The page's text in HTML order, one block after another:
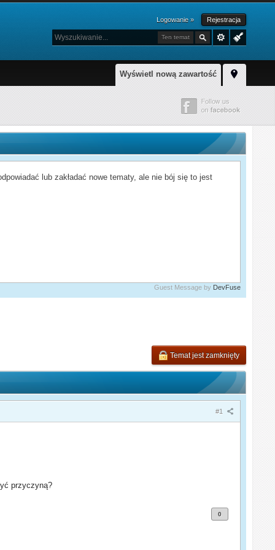
Logowanie » Rejestracja
Ten temat
Wyświetl nową zawartość
lub zakładać nowe tematy, ale nie bój się to jest
Guest Message by DevFuse
Temat jest zamknięty
#1
przyczyną?
0